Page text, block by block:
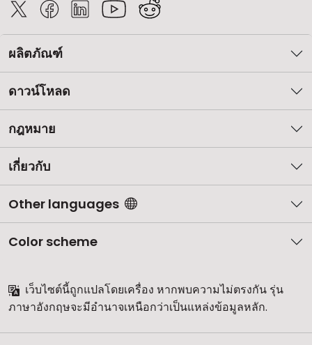
ผลิตภัณฑ์
ดาวน์โหลด
กฎหมาย
เกี่ยวกับ
Other languages
Color scheme
เว็บไซต์นี้ถูกแปลโดยเครื่อง หากพบความไม่ตรงกัน รุ่น
ภาษาอังกฤษจะมีอำนาจเหนือกว่าเป็นแหล่งข้อมูลหลัก.